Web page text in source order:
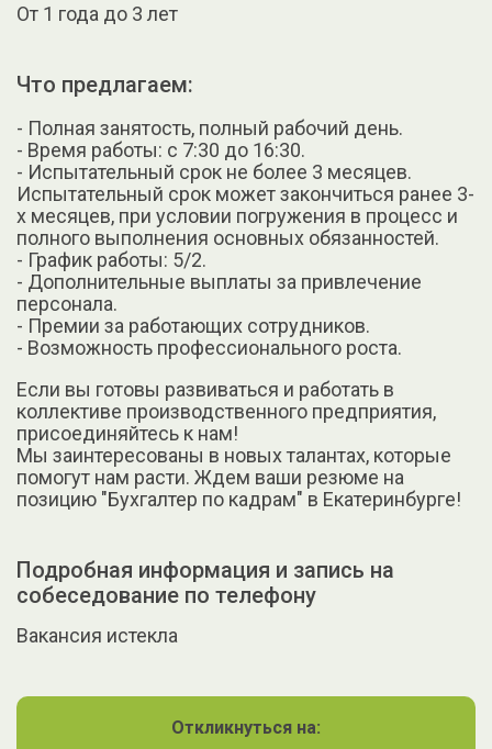
От 1 года до 3 лет
Что предлагаем:
- Полная занятость, полный рабочий день.
- Время работы: с 7:30 до 16:30.
- Испытательный срок не более 3 месяцев.
Испытательный срок может закончиться ранее 3-
х месяцев, при условии погружения в процесс и
полного выполнения основных обязанностей.
- График работы: 5/2.
- Дополнительные выплаты за привлечение
персонала.
- Премии за работающих сотрудников.
- Возможность профессионального роста.
Если вы готовы развиваться и работать в
коллективе производственного предприятия,
присоединяйтесь к нам!
Мы заинтересованы в новых талантах, которые
помогут нам расти. Ждем ваши резюме на
позицию "Бухгалтер по кадрам" в Екатеринбурге!
Подробная информация и запись на
собеседование по телефону
Вакансия истекла
Откликнуться на: